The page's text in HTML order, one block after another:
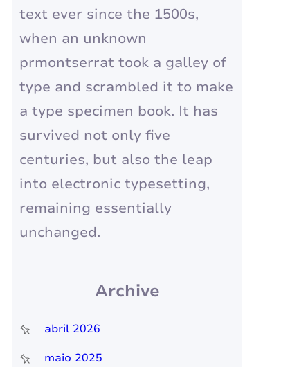
text ever since the 1500s,
when an unknown
prmontserrat took a galley of
type and scrambled it to make
a type specimen book. It has
survived not only five
centuries, but also the leap
into electronic typesetting,
remaining essentially
unchanged.
Archive
abril 2026
maio 2025